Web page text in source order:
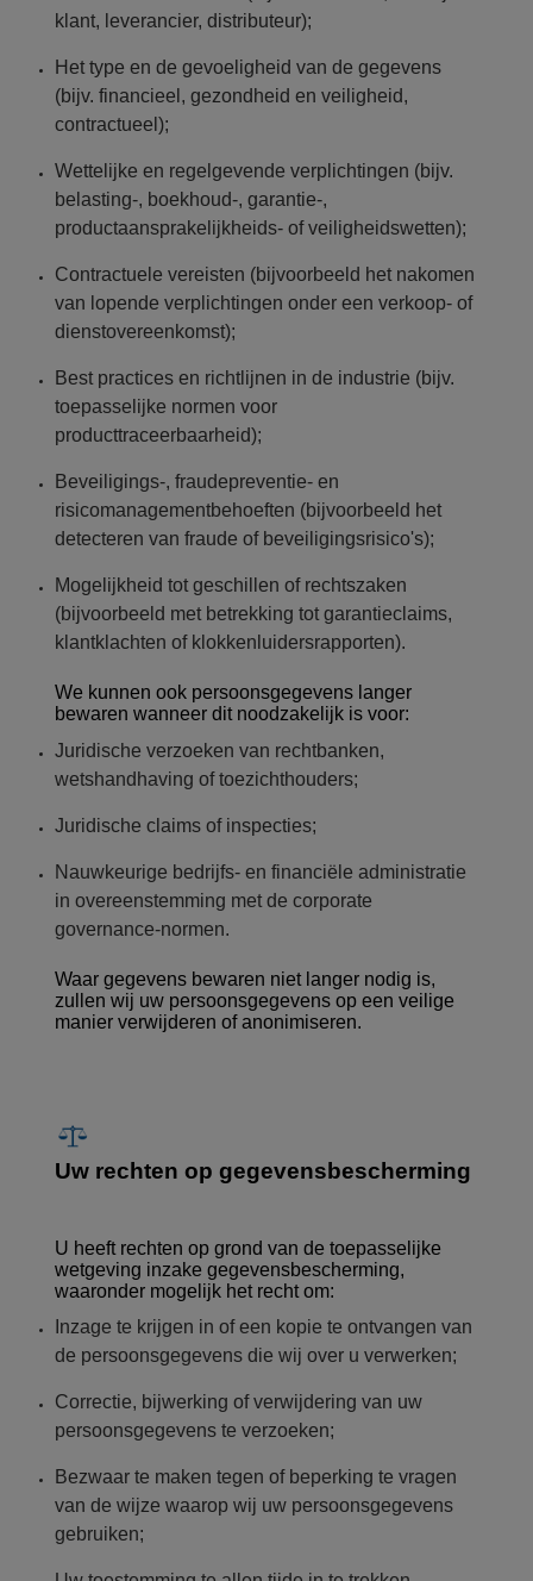
klant, leverancier, distributeur);
Het type en de gevoeligheid van de gegevens
(bijv. financieel, gezondheid en veiligheid,
contractueel);
Wettelijke en regelgevende verplichtingen (bijv.
belasting-, boekhoud-, garantie-,
productaansprakelijkheids- of veiligheidswetten);
Contractuele vereisten (bijvoorbeeld het nakomen
van lopende verplichtingen onder een verkoop- of
dienstovereenkomst);
Best practices en richtlijnen in de industrie (bijv.
toepasselijke normen voor
producttraceerbaarheid);
Beveiligings-, fraudepreventie- en
risicomanagementbehoeften (bijvoorbeeld het
detecteren van fraude of beveiligingsrisico's);
Mogelijkheid tot geschillen of rechtszaken
(bijvoorbeeld met betrekking tot garantieclaims,
klantklachten of klokkenluidersrapporten).
We kunnen ook persoonsgegevens langer
bewaren wanneer dit noodzakelijk is voor:
Juridische verzoeken van rechtbanken,
wetshandhaving of toezichthouders;
Juridische claims of inspecties;
Nauwkeurige bedrijfs- en financiële administratie
in overeenstemming met de corporate
governance-normen.
Waar gegevens bewaren niet langer nodig is,
zullen wij uw persoonsgegevens op een veilige
manier verwijderen of anonimiseren.
Uw rechten op gegevensbescherming
U heeft rechten op grond van de toepasselijke
wetgeving inzake gegevensbescherming,
waaronder mogelijk het recht om:
Inzage te krijgen in of een kopie te ontvangen van
de persoonsgegevens die wij over u verwerken;
Correctie, bijwerking of verwijdering van uw
persoonsgegevens te verzoeken;
Bezwaar te maken tegen of beperking te vragen
van de wijze waarop wij uw persoonsgegevens
gebruiken;